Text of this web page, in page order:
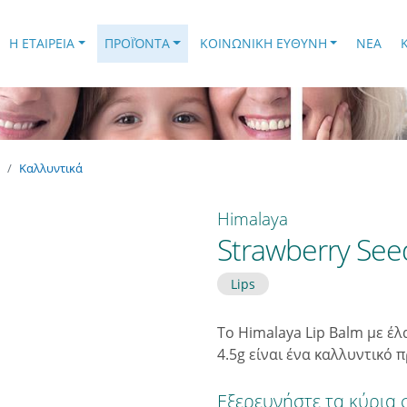
Η ΕΤΑΙΡΕΙΑ ΠΡΟΪΌΝΤΑ ΚΟΙΝΩΝΙΚΗ ΕΥΘΥΝΗ ΝΕΑ
Καλλυντικά
Himalaya
Strawberry
Lips
Το Himalaya Lip Balm με
4.5g είναι ένα καλλυντικό
Εξερευνήστε τα κύρια